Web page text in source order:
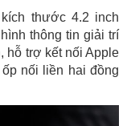
thước 4.2 inch
thông tin giải trí
hỗ trợ kết nối Apple
nối liền hai đồng